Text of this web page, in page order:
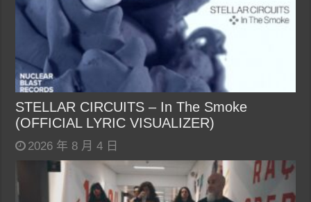
STELLAR CIRCUITS – In The Smoke
(OFFICIAL LYRIC VISUALIZER)
2026 年 8 月 4 日